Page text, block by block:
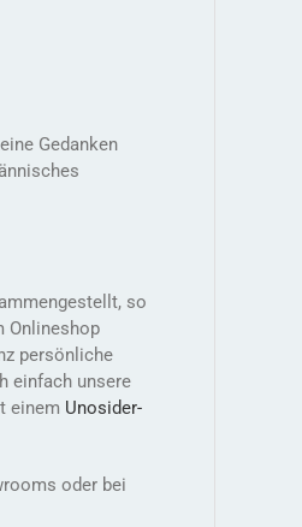
Gedanken
so
Onlineshop
persönliche
einfach unsere
einem Unosider-
oder bei